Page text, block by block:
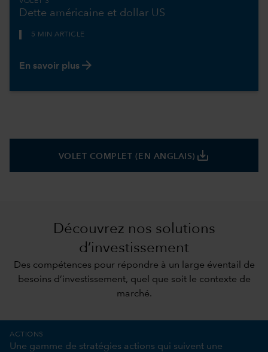
Dette américaine et dollar US
5 MIN ARTICLE
En savoir plus arrow_forward
VOLET COMPLET (EN ANGLAIS) save_alt
Découvrez nos solutions
d’investissement
Des compétences pour répondre à un large éventail de
besoins d’investissement, quel que soit le contexte de
marché.
ACTIONS
Une gamme de stratégies actions qui suivent une